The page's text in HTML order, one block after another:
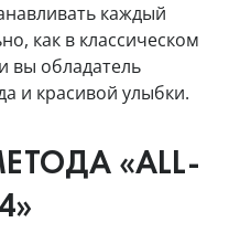
каждый
как в классическом
вы обладатель
и красивой улыбки.
«ALL-